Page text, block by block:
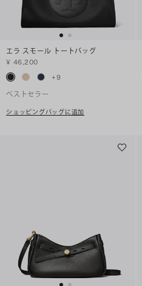
エラ スモール トートバッグ
¥ 46,200
+9
ベストセラー
ショッピングバッグに追加